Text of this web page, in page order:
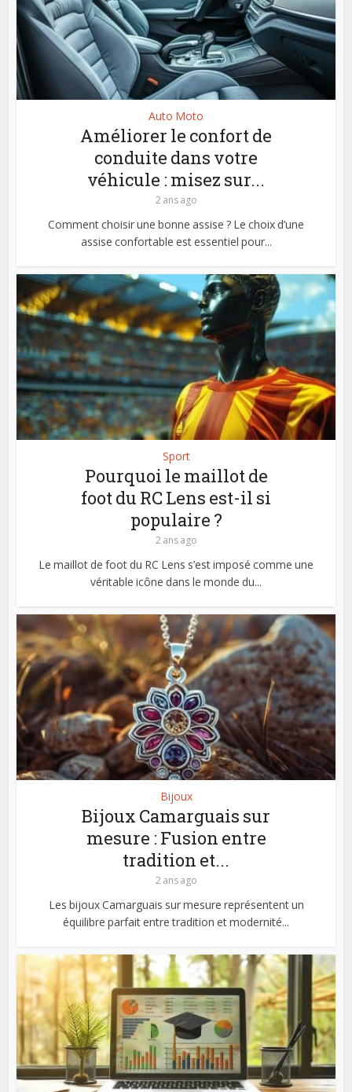
Auto Moto
Améliorer le confort de
conduite dans votre
véhicule : misez sur...
2 ans ago
Comment choisir une bonne assise ? Le choix d’une
assise confortable est essentiel pour...
Sport
Pourquoi le maillot de
foot du RC Lens est-il si
populaire ?
2 ans ago
Le maillot de foot du RC Lens s’est imposé comme une
véritable icône dans le monde du...
Bijoux
Bijoux Camarguais sur
mesure : Fusion entre
tradition et...
2 ans ago
Les bijoux Camarguais sur mesure représentent un
équilibre parfait entre tradition et modernité...